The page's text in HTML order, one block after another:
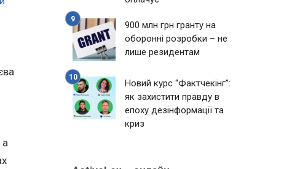
900 млн грн гранту на
оборонні розробки – не
лише резидентам
Новий курс “Фактчекінг”:
як захистити правду в
епоху дезінформації та
криз